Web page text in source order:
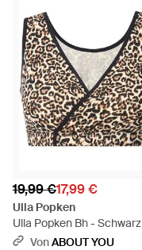
19,99 €17,99 €
Ulla Popken
Ulla Popken Bh - Schwarz
VonABOUT YOU